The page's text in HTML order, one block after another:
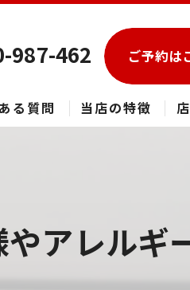
987-462 ご予約は
る質問 当店の特徴
草加市のハウスクリ
アレルギ